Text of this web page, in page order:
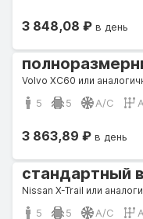
3 848,08 ₽ в день
Volvo XC60 или
5 5 A/C
3 863,89 ₽ в день
стандартный
Nissan X-Trail или
5 5 A/C